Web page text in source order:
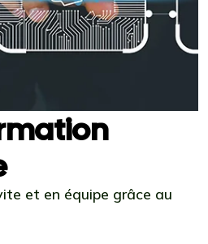
et en équipe grâce au